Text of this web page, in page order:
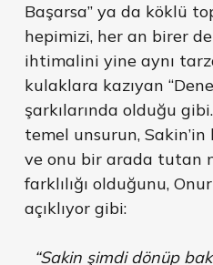
Başarsa” ya da köklü
hepimizi, her an birer
ihtimalini yine aynı
kulaklara kazıyan
şarkılarında olduğu
temel unsurun,
ve onu bir arada tutan
farklılığı olduğunu,
açıklıyor gibi:
“Sakin şimdi dönüp